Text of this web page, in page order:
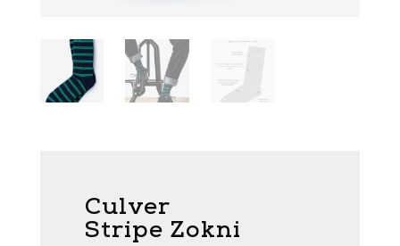
Culver
Stripe Zokni